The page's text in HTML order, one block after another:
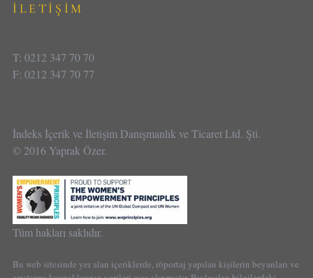
İLETİŞİM
T: 0212 347 70 70
F: 0212 347 70 77
İndeks İçerik ve İletişim Danışmanlık ve Ticaret Ltd. Şti.
© 2016 Yaprak Özer.
Tüm hakları saklıdır.
Bu web sitesinde yer alan içeriklerde, röportaj yapılan kişilerin beyanları ve